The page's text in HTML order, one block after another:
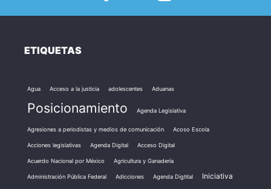
ETIQUETAS
Agua Acceso a la justicia adolescentes Aduanas
Posicionamiento Agenda Legislativa
Agresiones a periodistas y medios de comunicación Acoso Escola
Acciones legislativas Agenda Digital Acceso Digital
Acuerdo Nacional por México Agricultura y Ganadería
Administración Pública Federal Adicciones Agenda Digtital Iniciativa